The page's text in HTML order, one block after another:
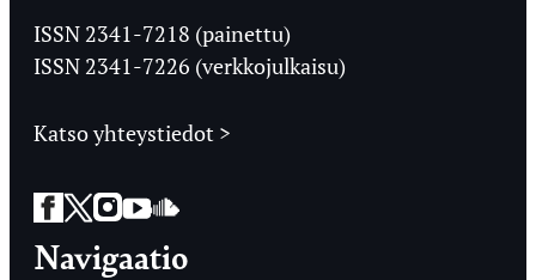
Ylioppilaslehti
ISSN 2341-7218 (painettu)
ISSN 2341-7226 (verkkojulkaisu)
Katso yhteystiedot >
Facebook
Twitter
Instagram
YouTube
SoundCloud
Navigaatio